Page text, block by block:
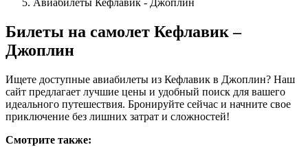
Билеты на самолет Кефлавик –
Джоплин
Ищете доступные авиабилеты из Кефлавик в Джоплин? Наш
сайт предлагает лучшие цены и удобный поиск для вашего
идеального путешествия. Бронируйте сейчас и начните свое
приключение без лишних затрат и сложностей!
Смотрите также: